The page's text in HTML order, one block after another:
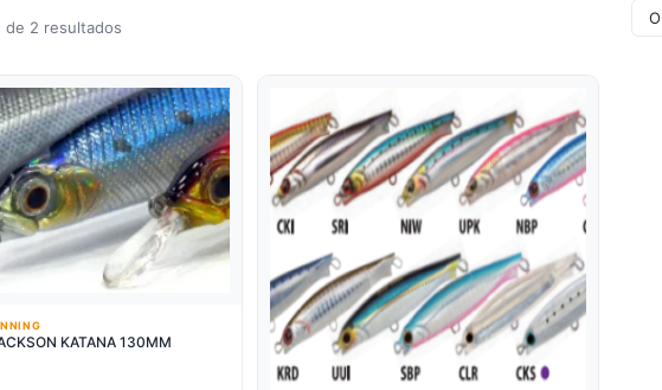
de 2 resultados
KATANA 130MM